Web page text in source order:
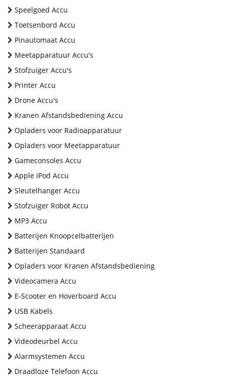
Speelgoed Accu
Toetsenbord Accu
Pinautomaat Accu
Meetapparatuur Accu's
Stofzuiger Accu's
Printer Accu
Drone Accu's
Kranen Afstandsbediening Accu
Opladers voor Radioapparatuur
Opladers voor Meetapparatuur
Gameconsoles Accu
Apple iPod Accu
Sleutelhanger Accu
Stofzuiger Robot Accu
MP3 Accu
Batterijen Knoopcelbatterijen
Batterijen Standaard
Opladers voor Kranen Afstandsbediening
Videocamera Accu
E-Scooter en Hoverboard Accu
USB Kabels
Scheerapparaat Accu
Videodeurbel Accu
Alarmsystemen Accu
Draadloze Telefoon Accu